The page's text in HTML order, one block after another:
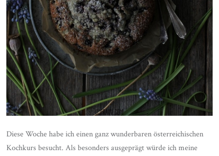
Diese Woche habe ich einen ganz wunderbaren österreichischen
Kochkurs besucht. Als besonders ausgeprägt würde ich meine